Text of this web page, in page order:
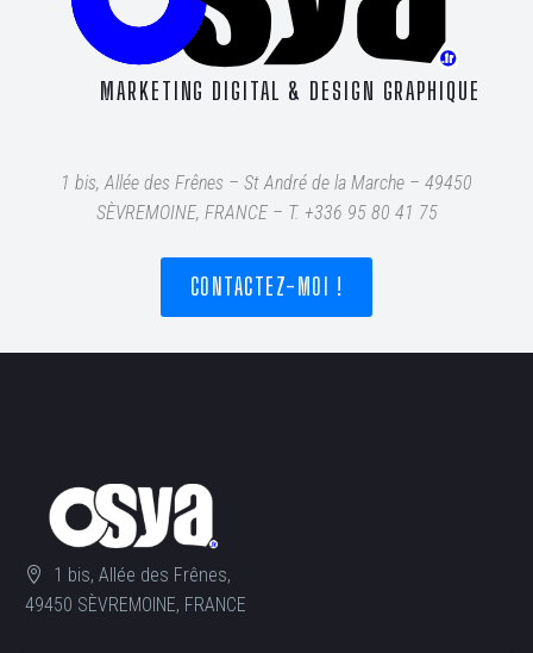
MARKETING DIGITAL & DESIGN GRAPHIQUE
1 bis, Allée des Frênes – St André de la Marche – 49450
SÈVREMOINE, FRANCE – T. +336 95 80 41 75
CONTACTEZ-MOI !
1 bis, Allée des Frênes,
49450 SÈVREMOINE, FRANCE